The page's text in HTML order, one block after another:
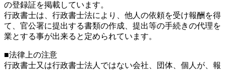
の登録証を掲載しています。
行政書士は、行政書士法により、他人の依頼を受け報酬を得
て、官公署に提出する書類の作成、提出等の手続きの代理を
業とする事が出来ると定められています。
■法律上の注意
行政書士又は行政書士法人ではない会社、団体、個人が、報